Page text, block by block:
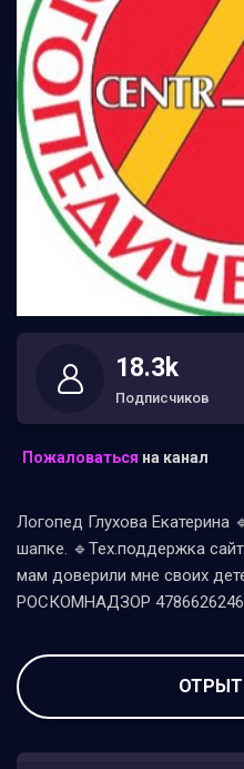
18.3k
Подписчиков
Пожаловаться на канал
Логопед Глухова Екатерина
шапке. 🔹Тех.поддержка
мам доверили мне своих
РОСКОМНАДЗОР 4786626246